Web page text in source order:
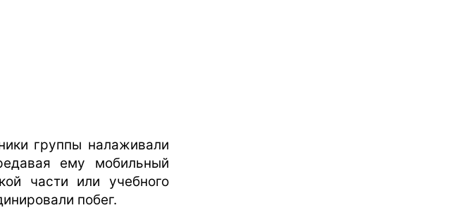
группы налаживали
ему мобильный
части или учебного
побег.